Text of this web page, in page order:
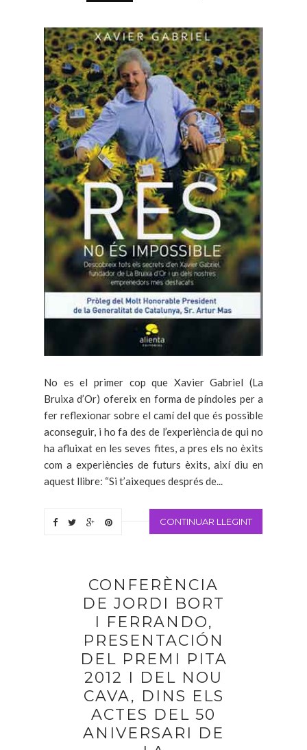
No es el primer cop que Xavier Gabriel (La
Bruixa d’Or) ofereix en forma de píndoles per a
fer reflexionar sobre el camí del que és possible
aconseguir, i ho fa des de l’experiència de qui no
ha afluixat en les seves fites, a pres els no èxits
com a experiències de futurs èxits, així diu en
aquest llibre: “Si t’aixeques després de...
CONTINUAR LLEGINT
CONFERÈNCIA
DE JORDI BORT
I FERRANDO,
PRESENTACIÓN
DEL PREMI PITA
2012 I DEL NOU
CAVA, DINS ELS
ACTES DEL 50
ANIVERSARI DE